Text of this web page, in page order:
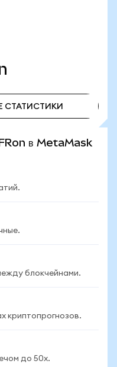
СТАТИСТИКИ
в MetaMask
блокчейнами.
криптопрогнозов.
до 50x.